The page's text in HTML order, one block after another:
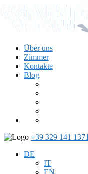
Über uns
Zimmer
Kontakte
Blog
+39 329 141 1371
DE
IT
EN